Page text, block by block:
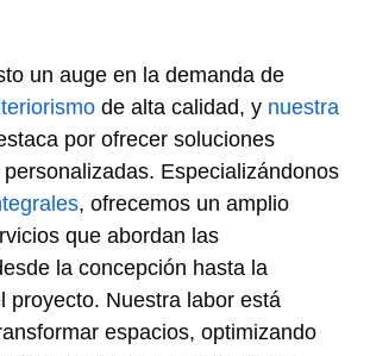
un auge en la demanda de
de alta calidad, y nuestra
por ofrecer soluciones
Especializándonos
, ofrecemos un amplio
que abordan las
la concepción hasta la
proyecto. Nuestra labor está
espacios, optimizando